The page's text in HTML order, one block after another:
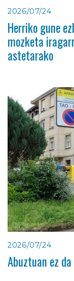
2026/07/24
Herriko gune
mozketa
astetarako
2026/07/24
Abuztuan ez